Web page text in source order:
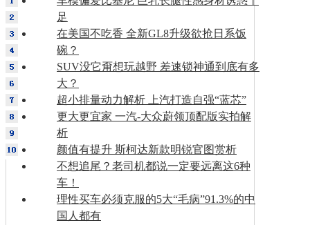
足
在美国不吃香 全新GL8升级欲抢日系饭
碗？
SUV没它甭想玩越野 差速锁神通到底有多
大？
超小排量动力解析 上汽打造自强“蓝芯”
更大更宜家 一汽-大众蔚领顶配版实拍解
析
颜值有提升 斯柯达新款明锐官图赏析
不想追尾？老司机都说一定要远离这6种
车！
理性买车必须克服的5大“毛病”91.3%的中
国人都有